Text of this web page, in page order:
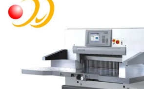
MAPA
DEL
PRIVACY